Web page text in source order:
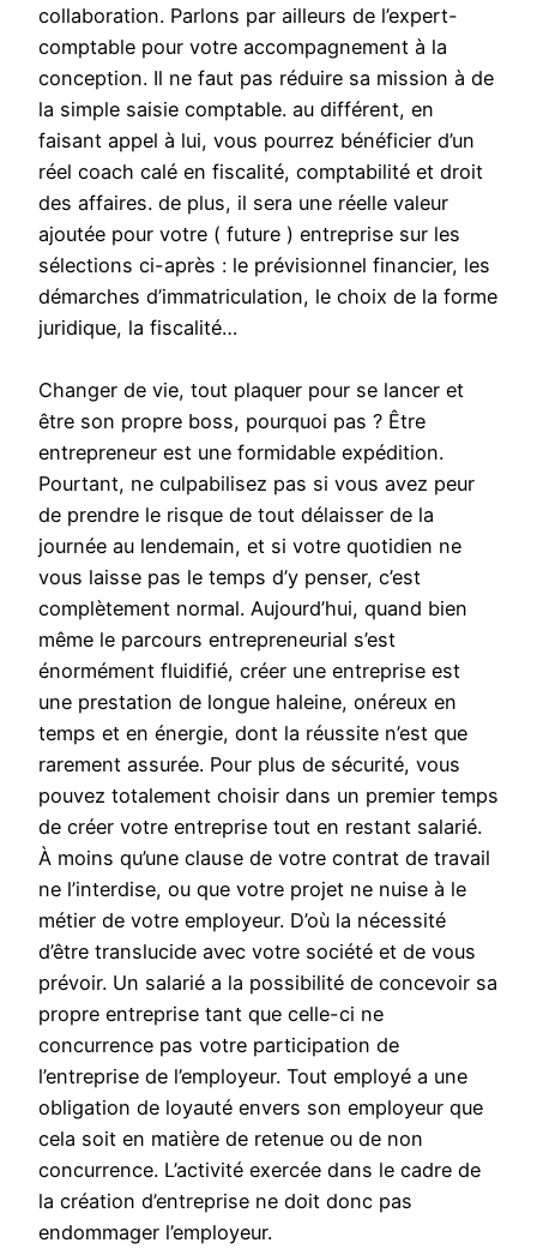
collaboration. Parlons par ailleurs de l’expert-
comptable pour votre accompagnement à la
conception. Il ne faut pas réduire sa mission à de
la simple saisie comptable. au différent, en
faisant appel à lui, vous pourrez bénéficier d’un
réel coach calé en fiscalité, comptabilité et droit
des affaires. de plus, il sera une réelle valeur
ajoutée pour votre ( future ) entreprise sur les
sélections ci-après : le prévisionnel financier, les
démarches d’immatriculation, le choix de la forme
juridique, la fiscalité…
Changer de vie, tout plaquer pour se lancer et
être son propre boss, pourquoi pas ? Être
entrepreneur est une formidable expédition.
Pourtant, ne culpabilisez pas si vous avez peur
de prendre le risque de tout délaisser de la
journée au lendemain, et si votre quotidien ne
vous laisse pas le temps d’y penser, c’est
complètement normal. Aujourd’hui, quand bien
même le parcours entrepreneurial s’est
énormément fluidifié, créer une entreprise est
une prestation de longue haleine, onéreux en
temps et en énergie, dont la réussite n’est que
rarement assurée. Pour plus de sécurité, vous
pouvez totalement choisir dans un premier temps
de créer votre entreprise tout en restant salarié.
À moins qu’une clause de votre contrat de travail
ne l’interdise, ou que votre projet ne nuise à le
métier de votre employeur. D’où la nécessité
d’être translucide avec votre société et de vous
prévoir. Un salarié a la possibilité de concevoir sa
propre entreprise tant que celle-ci ne
concurrence pas votre participation de
l’entreprise de l’employeur. Tout employé a une
obligation de loyauté envers son employeur que
cela soit en matière de retenue ou de non
concurrence. L’activité exercée dans le cadre de
la création d’entreprise ne doit donc pas
endommager l’employeur.